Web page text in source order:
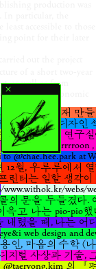
of a short two-year
as well as from
region and economic
through
developed into the
[4], and were released
their first experiment
and print through
[6], alongside visual
continued
including
issues, artists'
, and carried out
web.
considered
to the concept of
ways of
동안 직접 만드는 건
No Problem 키보드
라인 3D 서재 만들기
광주비엔날레
소셜 디자인 석사
능도 추가했습니다.
시각도구 연구실에 다
님 @rrrrroon , 연구
님 @rrrrroon , 연구
poster design
@chae.hee.park at
(PSO)
9월, 피지세이버오
12월, 우루루에서 열린
는 일할 생각이 없나
는 일할 생각이 없나
oriented-mapping/
webs/
관계망에서 자본의
을 두들겼다. 이윽고
는 pio-pio했다. 오늘
때, 나는 어디에도
때, 나는 어디에도
web design and
Renewal for
인, 마음의 수학 (나는
모난 원, 세계는 둥
지털 사상과 기술, 그리
at 11172.kr 김
의 『편산